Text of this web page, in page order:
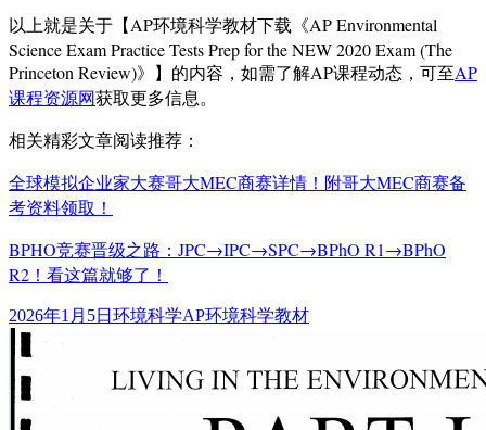
以上就是关于【AP环境科学教材下载《AP Environmental
Science Exam Practice Tests Prep for the NEW 2020 Exam (The
Princeton Review)》】的内容，如需了解AP课程动态，可至AP
课程资源网获取更多信息。
相关精彩文章阅读推荐：
全球模拟企业家大赛哥大MEC商赛详情！附哥大MEC商赛备
考资料领取！
BPHO竞赛晋级之路：JPC→IPC→SPC→BPhO R1→BPhO
R2！看这篇就够了！
发
布
于
2026年1月5日 分
环境科学标
AP环境科学教材